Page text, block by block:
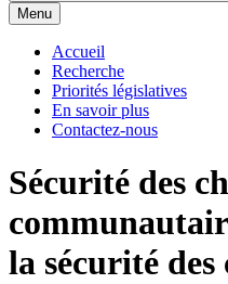
Menu
Accueil
Recherche
Priorités législatives
En savoir plus
Contactez-nous
Sécurité des
la sécurité